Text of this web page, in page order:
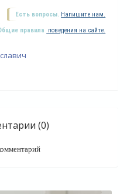
Есть вопросы. Напишите нам.
правила поведения на сайте.
(0)